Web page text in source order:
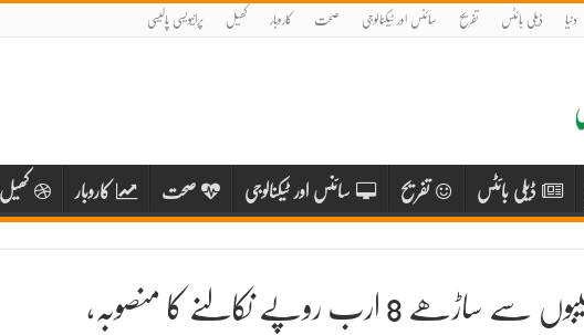
دنیا ڈیلی بائٹس تفریح سائنس اور ٹیکنالوجی صحت کاروبار کھیل پرائیویسی پالیسی
ڈیلی بائٹس تفریح سائنس اور ٹیکنالوجی صحت کاروبار کھیل
8 ارب روپے نکالنے کا منصوبہ،